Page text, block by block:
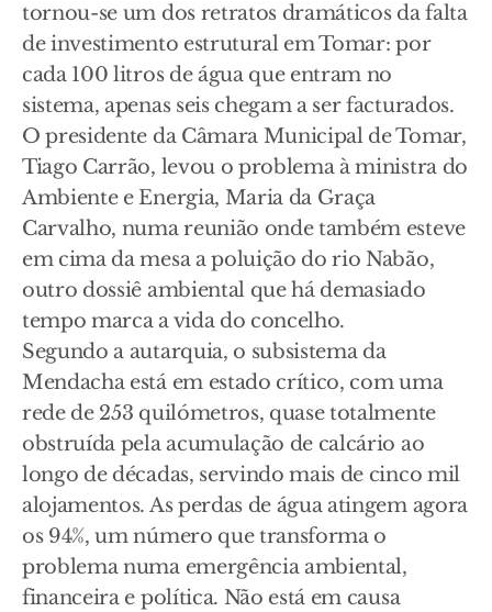
tornou-se um dos retratos dramáticos da falta
de investimento estrutural em Tomar: por
cada 100 litros de água que entram no
sistema, apenas seis chegam a ser facturados.
O presidente da Câmara Municipal de Tomar,
Tiago Carrão, levou o problema à ministra do
Ambiente e Energia, Maria da Graça
Carvalho, numa reunião onde também esteve
em cima da mesa a poluição do rio Nabão,
outro dossiê ambiental que há demasiado
tempo marca a vida do concelho.
Segundo a autarquia, o subsistema da
Mendacha está em estado crítico, com uma
rede de 253 quilómetros, quase totalmente
obstruída pela acumulação de calcário ao
longo de décadas, servindo mais de cinco mil
alojamentos. As perdas de água atingem agora
os 94%, um número que transforma o
problema numa emergência ambiental,
financeira e política. Não está em causa